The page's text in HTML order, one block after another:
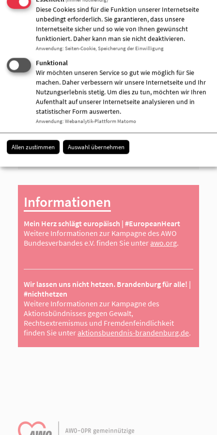
Behinderung, Krankheit, Migration und
Wohnungslosigkeit - Unterstützung in unserer
Gesellschaft brauchen.
„Nicht nur für Europa, sondern auch für Brandenburg
ist es ein besonderer Tag, denn es findet nicht nur die
Wahl zum 9. Europäischen Parlament, sondern es
finden auch die landesweiten Kommunalwahlen statt“,
unterstreicht Baaske und ruft auf: „Nutzen wir unser
Wahlrecht und stärken unsere Demokratie.“
Aufruf
Informationen
Mein Herz schlägt europäisch | #EuropeanHeart
Weitere Informationen zur Kampagne des AWO
Bundesverbandes e.V. finden Sie unter awo.org.
Wir lassen uns nicht hetzen. Brandenburg für alle! |
#nichthetzen
Weitere Informationen zur Kampagne des
Aktionsbündnisses gegen Gewalt,
Rechtsextremismus und Fremdenfeindlichkeit
finden Sie unter aktionsbuendnis-brandenburg.de.
Diese Cookies sind für die Funktion unserer Internetseite
unbedingt erforderlich. Sie garantieren, dass unsere
Internetseite sicher und so wie von Ihnen gewünscht
funktioniert. Daher kann man sie nicht deaktivieren.
Anwendung: Seiten-Cookie, Speicherung der Einwilligung
Funktional
Wir möchten unseren Service so gut wie möglich für Sie
machen. Daher verbessern wir unsere Internetseite und Ihr
Nutzungserlebnis stetig. Um dies zu tun, möchten wir Ihren
Aufenthalt auf unserer Internetseite analysieren und in
statistischer Form auswerten.
Anwendung: Webanalytik-Plattform Matomo
Allen zustimmen Auswahl übernehmen